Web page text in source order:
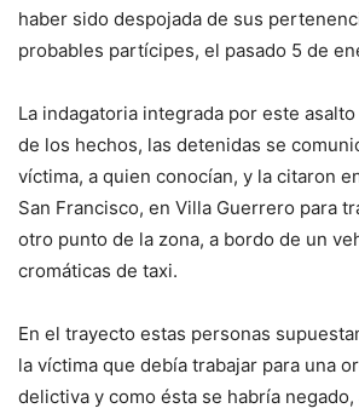
haber sido despojada de sus
probables partícipes, el pasado 5 de
La indagatoria integrada por este
de los hechos, las detenidas se
víctima, a quien conocían, y la citaron
San Francisco, en Villa Guerrero para
otro punto de la zona, a bordo de un
cromáticas de taxi.
En el trayecto estas personas
la víctima que debía trabajar para una
delictiva y como ésta se habría